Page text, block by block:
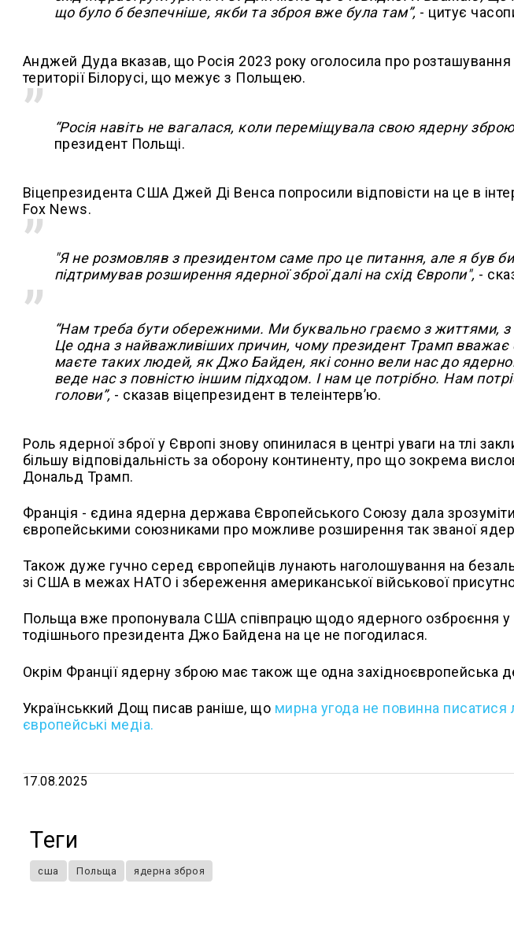
що було б безпечніше, якби та зброя вже була там”, - цитує
Анджей Дуда вказав, що Росія 2023 року оголосила про розташування
території Білорусі, що межує з Польщею.
“Росія навіть не вагалася, коли переміщувала свою ядерну зброю
президент Польщі.
Віцепрезидента США Джей Ді Венса попросили відповісти на це в
Fox News.
"Я не розмовляв з президентом саме про це питання, але я був
підтримував розширення ядерної зброї далі на схід Європи", -
“Нам треба бути обережними. Ми буквально граємо з життями, з
Це одна з найважливіших причин, чому президент Трамп вважає
маєте таких людей, як Джо Байден, які сонно вели нас до
веде нас з повністю іншим підходом. І нам це потрібно. Нам
голови”, - сказав віцепрезидент в телеінтерв’ю.
Роль ядерної зброї у Європі знову опинилася в центрі уваги на тлі
більшу відповідальність за оборону континенту, про що зокрема
Дональд Трамп.
Франція - єдина ядерна держава Європейського Союзу дала
європейськими союзниками про можливе розширення так званої
Також дуже гучно серед європейців лунають наголошування на
зі США в межах НАТО і збереження американської військової
Польща вже пропонувала США співпрацю щодо ядерного озброєння у
тодішнього президента Джо Байдена на це не погодилася.
Окрім Франції ядерну зброю має також ще одна західноєвропейська
Українськкий Дощ писав раніше, що мирна угода не повинна писатися
європейські медіа.
17.08.2025
Теги
сша Польща ядерна зброя